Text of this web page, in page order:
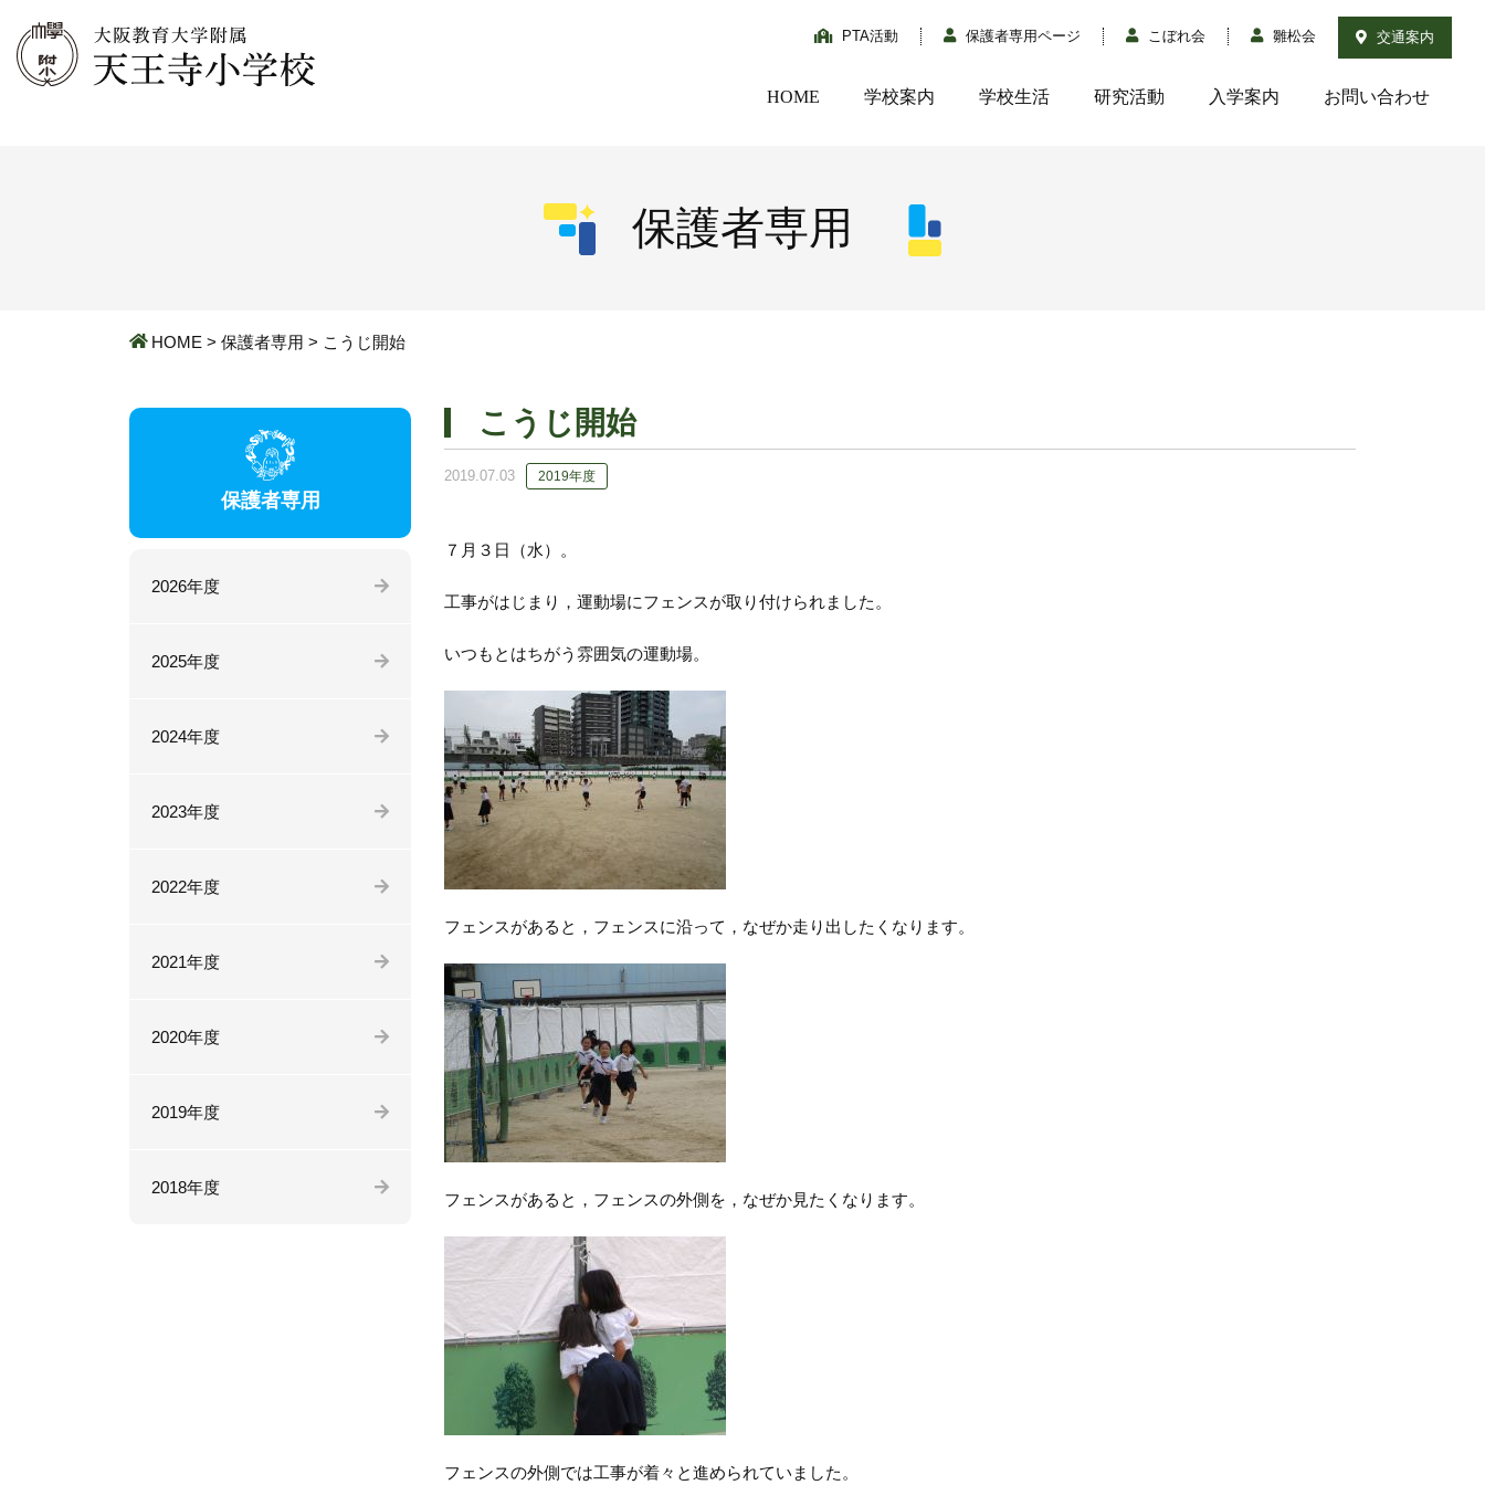
PTA活動 保護者専用ページ こぼれ会 雛松会 交通案内
HOME 学校案内 学校生活 研究活動 入学案内 お問い合わせ
保護者専用
HOME > 保護者専用 > こうじ開始
こうじ開始
2019.07.03 2019年度
７月３日（水）。
工事がはじまり，運動場にフェンスが取り付けられました。
いつもとはちがう雰囲気の運動場。
フェンスがあると，フェンスに沿って，なぜか走り出したくなります。
フェンスがあると，フェンスの外側を，なぜか見たくなります。
フェンスの外側では工事が着々と進められていました。
保護者専用
2026年度
2025年度
2024年度
2023年度
2022年度
2021年度
2020年度
2019年度
2018年度